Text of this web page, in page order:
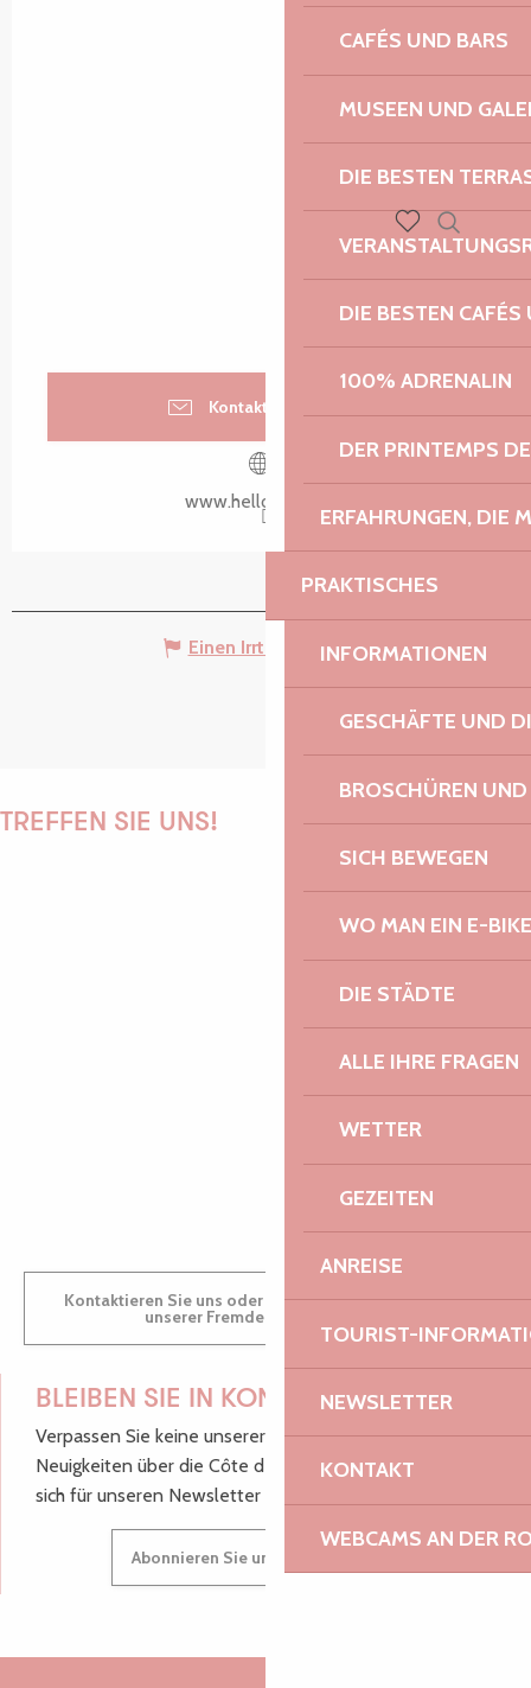
CAFÉS UND BARS
MUSEEN UND
DIE BESTEN
DIE BESTEN
100% ADRENALIN
DER PRINTEMPS
ERFAHRUNGEN, DIE
PRAKTISCHES
INFORMATIONEN
GESCHÄFTE UND
BROSCHÜREN
SICH BEWEGEN
WO MAN EIN E-
DIE STÄDTE
ALLE IHRE FRAGEN
WETTER
GEZEITEN
ANREISE
TOURIST-
NEWSLETTER
KONTAKT
WEBCAMS AN DER
Voir les favoris
Suche
Kontaktieren Sie uns
www.helloasso.com
Einen Irrtum angeben
TREFFEN SIE UNS!
PAULINE
AUDREY
Kontaktieren Sie uns oder besuchen Sie uns in einem
unserer Fremdenverkehrsbüros.
BLEIBEN SIE IN KONTAKT!
Verpassen Sie keine unserer guten Tipps und
Neuigkeiten über die Côte de Granit Rose, melden Sie
sich für unseren Newsletter an.
Abonnieren Sie unseren Newsletter